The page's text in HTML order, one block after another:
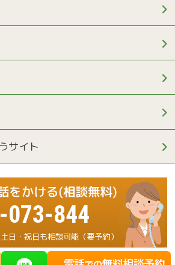
サイト
073-844
日・祝日も相談可能（要予約）